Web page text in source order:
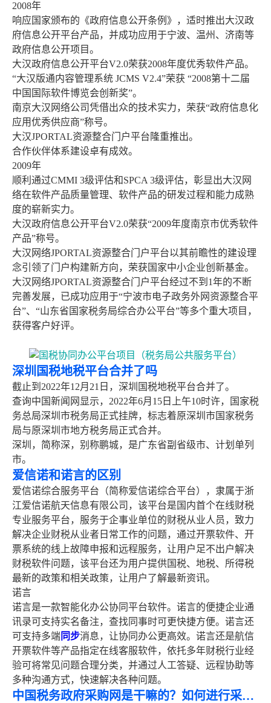
2008年
响应国家颁布的《政府信息公开条例》，适时推出大汉政
府信息公开平台产品，并成功应用于宁波、温州、济南等
政府信息公开项目。
大汉政府信息公开平台V2.0荣获2008年度优秀软件产品。
“大汉版通内容管理系统 JCMS V2.4”荣获 “2008第十二届
中国国际软件博览会创新奖”。
南京大汉网络公司凭借出众的技术实力，荣获“政府信息化
应用优秀供应商”称号。
大汉JPORTAL资源整合门户平台隆重推出。
合作伙伴体系建设卓有成效。
2009年
顺利通过CMMI 3级评估和SPCA 3级评估，彰显出大汉网
络在软件产品质量管理、软件产品的研发过程和能力成熟
度的崭新实力。
大汉政府信息公开平台V2.0荣获“2009年度南京市优秀软件
产品”称号。
大汉网络JPORTAL资源整合门户平台以其前瞻性的建设理
念引领了门户构建新方向，荣获国家中小企业创新基金。
大汉网络JPORTAL资源整合门户平台经过不到1年的不断
完善发展，已成功应用于“宁波市电子政务外网资源整合平
台”、“山东省国家税务局综合办公平台”等多个重大项目，
获得客户好评。
深圳国税地税平台合并了吗
截止到2022年12月21日，深圳国税地税平台合并了。
查询中国新闻网显示，2022年6月15日上午10时许，国家税
务总局深圳市税务局正式挂牌，标志着原深圳市国家税务
局与原深圳市地方税务局正式合并。
深圳，简称深，别称鹏城，是广东省副省级市、计划单列
市。
爱信诺和诺言的区别
爱信诺综合服务平台（简称爱信诺综合平台），隶属于浙
江爱信诺航天信息有限公司，该平台是国内首个在线财税
专业服务平台，服务于企事业单位的财税从业人员，致力
解决企业财税从业者日常工作的问题，通过开票软件、开
票系统的线上故障申报和远程服务，让用户足不出户解决
财税软件问题，该平台还为用户提供国税、地税、所得税
最新的政策和相关政策，让用户了解最新资讯。
诺言
诺言是一款智能化办公协同平台软件。诺言的便捷企业通
讯录可支持实名备注，查找同事时可更快捷方便。诺言还
可支持多端同步消息，让协同办公更高效。诺言还是航信
开票软件等产品指定在线客服软件，依托多年财税行业经
验可将常见问题合理分类，并通过人工答疑、远程协助等
多种沟通方式，快速解决各种问题。
中国税务政府采购网是干嘛的？如何进行采购？